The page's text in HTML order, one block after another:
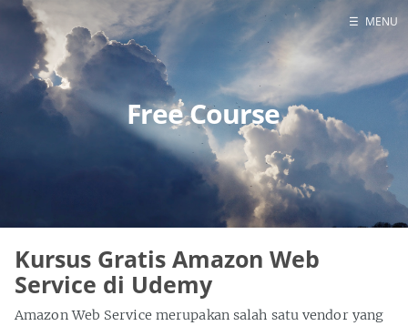
Home
☰ MENU
Free Course
Kursus Gratis Amazon Web
Service di Udemy
Amazon Web Service merupakan salah satu vendor yang